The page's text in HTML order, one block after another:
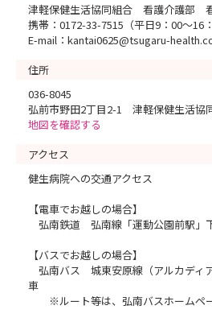
津軽保健生活協同組合 看護介護部
携帯：0172-33-7515（平日9：00～16：
E-mail：kantai0625@tsugaru-
住所
036-8045
弘前市野田2丁目2-1 津軽保健生活
地図を確認する
アクセス
健生病院への交通アクセス
【電車でお越しの場合】
弘南鉄道 弘南線「運動公園前駅」
【バスでお越しの場合】
弘南バス 城東安原線（アルカディ
車
※ルート等は、弘南バスホームペ